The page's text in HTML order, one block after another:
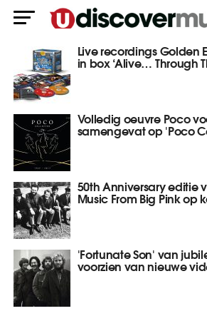
Live recordings Golden
in box ‘Alive… Through
Volledig oeuvre Poco
samengevat op 'Poco
50th Anniversary editie
Music From Big Pink op
'Fortunate Son' van
voorzien van nieuwe